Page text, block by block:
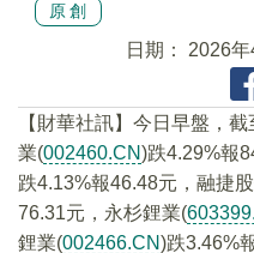
原創
日期： 2026
【財華社訊】今日早盤，
業(002460.CN)跌4.29%報
跌4.13%報46.48元，融捷
76.31元，永杉鋰業(
鋰業(002466.CN)跌3.46%